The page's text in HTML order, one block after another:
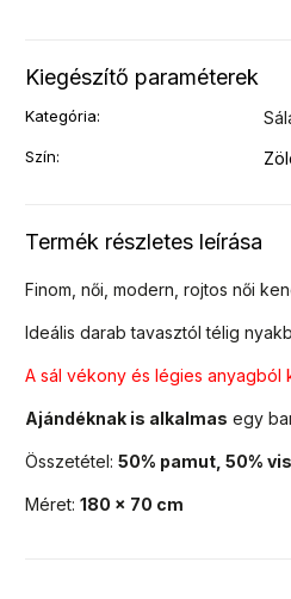
Termék részletes leírása
Finom, női, modern, rojtos női
Ideális darab tavasztól télig
A sál vékony és légies anyagból
Ajándéknak is alkalmas egy
Összetétel: 50% pamut, 50%
Méret: 180 x 70 cm
Kiegészítő paraméterek
Kategória:
Szín: